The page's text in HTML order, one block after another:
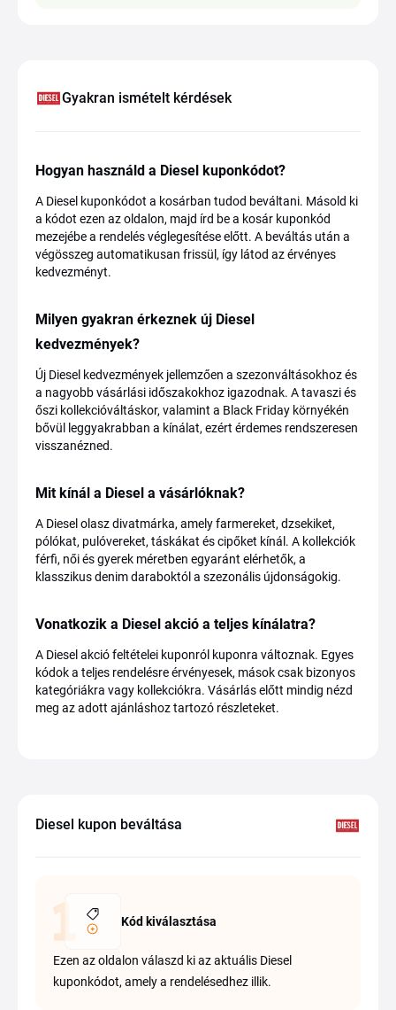
Gyakran ismételt kérdések
Hogyan használd a Diesel kuponkódot?
A Diesel kuponkódot a kosárban tudod beváltani. Másold ki
a kódot ezen az oldalon, majd írd be a kosár kuponkód
mezejébe a rendelés véglegesítése előtt. A beváltás után a
végösszeg automatikusan frissül, így látod az érvényes
kedvezményt.
Milyen gyakran érkeznek új Diesel
kedvezmények?
Új Diesel kedvezmények jellemzően a szezonváltásokhoz és
a nagyobb vásárlási időszakokhoz igazodnak. A tavaszi és
őszi kollekcióváltáskor, valamint a Black Friday környékén
bővül leggyakrabban a kínálat, ezért érdemes rendszeresen
visszanézned.
Mit kínál a Diesel a vásárlóknak?
A Diesel olasz divatmárka, amely farmereket, dzsekiket,
pólókat, pulóvereket, táskákat és cipőket kínál. A kollekciók
férfi, női és gyerek méretben egyaránt elérhetők, a
klasszikus denim daraboktól a szezonális újdonságokig.
Vonatkozik a Diesel akció a teljes kínálatra?
A Diesel akció feltételei kuponról kuponra változnak. Egyes
kódok a teljes rendelésre érvényesek, mások csak bizonyos
kategóriákra vagy kollekciókra. Vásárlás előtt mindig nézd
meg az adott ajánláshoz tartozó részleteket.
Diesel kupon beváltása
Kód kiválasztása
Ezen az oldalon válaszd ki az aktuális Diesel
kuponkódot, amely a rendelésedhez illik.